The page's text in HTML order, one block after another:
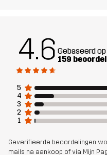
Mesh
90%
Duurzaamheid Details
lees hier
Ontworpen
voor
WANDELEN
4.6 Gebaseerd op
159
5
4
3
2
1
Geverifieerde beoordelingen
mails na aankoop of via Mijn